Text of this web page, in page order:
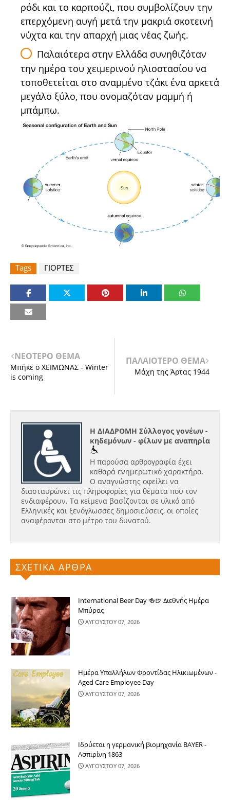
ρόδι και το καρπούζι, που συμβολίζουν την
επερχόμενη αυγή μετά την μακριά σκοτεινή
νύχτα και την απαρχή μιας νέας ζωής.
Παλαιότερα στην Ελλάδα συνηθιζόταν
την ημέρα του χειμερινού ηλιοστασίου να
τοποθετείται στο αναμμένο τζάκι ένα αρκετά
μεγάλο ξύλο, που ονομαζόταν μαμμή ή
μπάμπω.
Tags ΓΙΟΡΤΕΣ
ΝΕΟΤΕΡΟ ΘΕΜΑ
Μπήκε ο ΧΕΙΜΩΝΑΣ - Winter
is coming
ΠΑΛΑΙΟΤΕΡΟ ΘΕΜΑ
Μάχη της Άρτας 1944
Η ΔΙΑΔΡΟΜΗ Σύλλογος γονέων -
κηδεμόνων - φίλων με αναπηρία
Η παρούσα αρθρογραφία έχει
καθαρά ενημερωτικό χαρακτήρα.
Ο αναγνώστης οφείλει να
διασταυρώνει τις πληροφορίες για θέματα που τον
ενδιαφέρουν. Τα κείμενα βασίζονται σε υλικό από
Ελληνικές και ξενόγλωσσες δημοσιεύσεις, οι οποίες
αναφέρονται στο μέτρο του δυνατού.
ΣΧΕΤΙΚΑ ΑΡΘΡΑ
International Beer Day 🍻🍺 Διεθνής Ημέρα
Μπύρας
ΑΥΓΟΥΣΤΟΥ 07, 2026
Ημέρα Υπαλλήλων Φροντίδας Ηλικιωμένων -
Aged Care Employee Day
ΑΥΓΟΥΣΤΟΥ 07, 2026
Ιδρύεται η γερμανική βιομηχανία BAYER -
Ασπιρίνη 1863
ΑΥΓΟΥΣΤΟΥ 07, 2026